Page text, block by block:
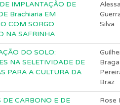
IMPLANTAÇÃO DE
Brachiaria EM
COM SORGO
NA SAFRINHA
Silva
DO SOLO:
NA SELETIVIDADE DE
PARA A CULTURA DA
Braga
Braz
DE CARBONO E DE
Rose